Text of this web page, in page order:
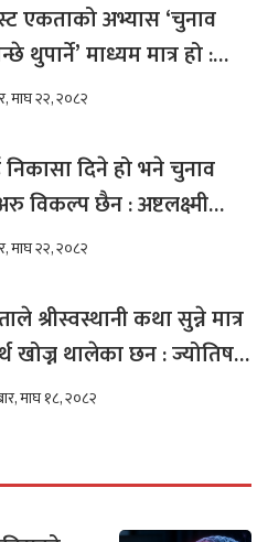
एकताको अभ्यास ‘चुनाव
थुपार्ने’ माध्यम मात्र हो :
माघ २२, २०८२
दिने हो भने चुनाव
विकल्प छैन : अष्टलक्ष्मी
माघ २२, २०८२
श्रीस्वस्थानी कथा सुन्ने मात्र
खोज्न थालेका छन : ज्योतिष
न्यौपाने
माघ १८, २०८२